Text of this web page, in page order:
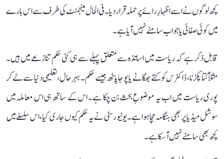
کچھ لوگوں نے اسے اظہارِ رائے پر حملہ قرار دیا۔ فی الحال مینجمنٹ کی طرف سے اس بارے
میں کوئی صفائی یا جواب سامنے نہیں آیا ہے۔
قابل ذکر ہے کہ ریاست میں اساتذہ سے متعلق پہلے سے ہی کئی حکم تنازعے میں ہیں۔
مثلاً کتا پکڑنا، ڈاکٹرس کو کتے بھگانے یا پوجا پاٹھ جیسے حکم۔ بہرحال، تعلیمی دنیا سے لے کر
پوری ریاست میں اب یہ موضوعِ بحث بن چکا ہے۔ اس کے ساتھ ہی اس معاملہ میں
سوشل میڈیا پر بھی ہنگامہ مچا ہوا ہے۔ یونیورسٹی نے یہ حکم کیوں جاری کیا، اس سلسلے میں
کچھ بھی سامنے نہیں آ سکا ہے۔